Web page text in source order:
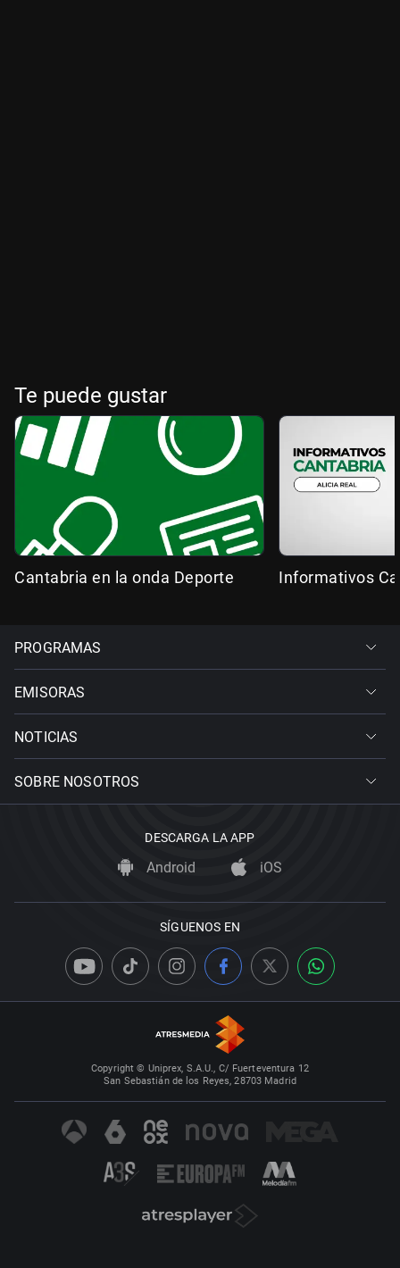
Te puede gustar
Cantabria en la onda Deporte Informativos
PROGRAMAS
EMISORAS
NOTICIAS
SOBRE NOSOTROS
DESCARGA LA APP
Android iOS
SÍGUENOS EN
Copyright © Uniprex, S.A.U., C/ Fuerteventura 12
San Sebastián de los Reyes, 28703 Madrid